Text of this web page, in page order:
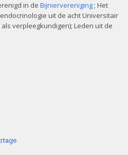
in de Bijniervereniging ; Het
uit de acht Universitair
verpleegkundigen); Leden uit de